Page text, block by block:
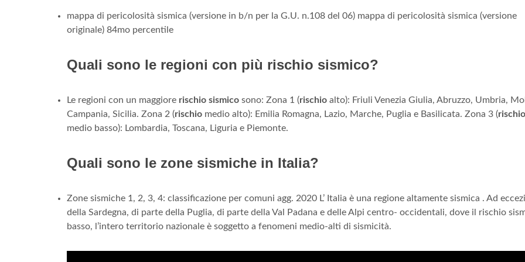
mappa di pericolosità sismica (versione in b/n per la G.U. n.108 del 06) mappa di pericolosità sismica (versione
originale) 84mo percentile
Quali sono le regioni con più rischio sismico?
Le regioni con un maggiore rischio sismico sono: Zona 1 (rischio alto): Friuli Venezia Giulia, Abruzzo, Umbria,
Campania, Sicilia. Zona 2 (rischio medio alto): Emilia Romagna, Lazio, Marche, Puglia e Basilicata. Zona 3 (rischio
medio basso): Lombardia, Toscana, Liguria e Piemonte.
Quali sono le zone sismiche in Italia?